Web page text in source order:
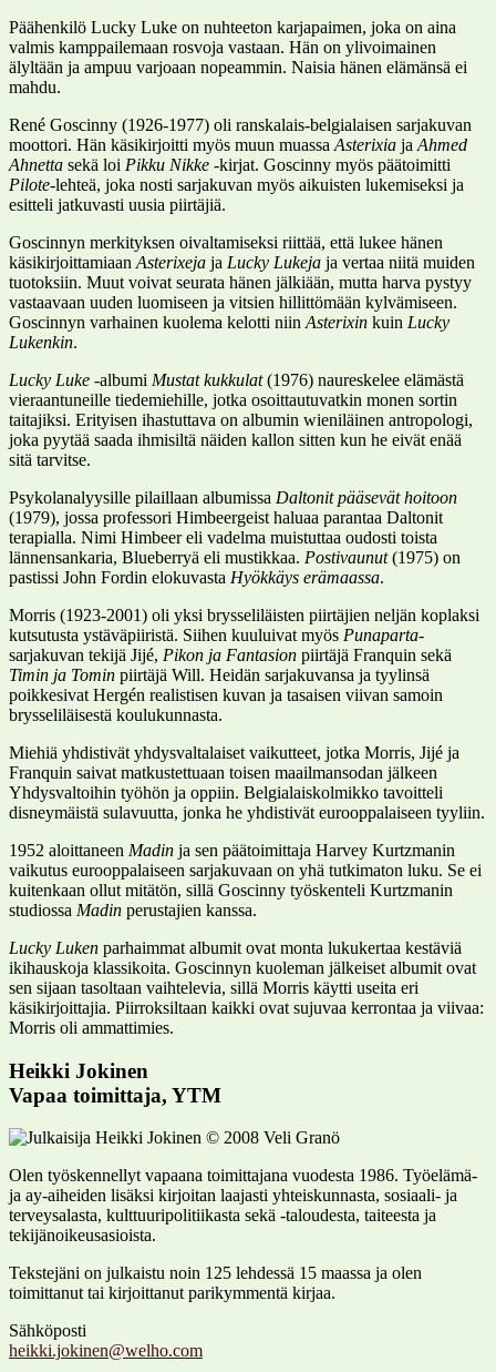
Päähenkilö Lucky Luke on nuhteeton karjapaimen, joka on aina
valmis kamppailemaan rosvoja vastaan. Hän on ylivoimainen
älyltään ja ampuu varjoaan nopeammin. Naisia hänen elämänsä ei
mahdu.
René Goscinny (1926-1977) oli ranskalais-belgialaisen sarjakuvan
moottori. Hän käsikirjoitti myös muun muassa Asterixia ja Ahmed
Ahnetta sekä loi Pikku Nikke -kirjat. Goscinny myös päätoimitti
Pilote-lehteä, joka nosti sarjakuvan myös aikuisten lukemiseksi ja
esitteli jatkuvasti uusia piirtäjiä.
Goscinnyn merkityksen oivaltamiseksi riittää, että lukee hänen
käsikirjoittamiaan Asterixeja ja Lucky Lukeja ja vertaa niitä muiden
tuotoksiin. Muut voivat seurata hänen jälkiään, mutta harva pystyy
vastaavaan uuden luomiseen ja vitsien hillittömään kylvämiseen.
Goscinnyn varhainen kuolema kelotti niin Asterixin kuin Lucky
Lukenkin.
Lucky Luke -albumi Mustat kukkulat(1976) naureskelee elämästä
vieraantuneille tiedemiehille, jotka osoittautuvatkin monen sortin
taitajiksi. Erityisen ihastuttava on albumin wieniläinen antropologi,
joka pyytää saada ihmisiltä näiden kallon sitten kun he eivät enää
sitä tarvitse.
Psykolanalyysille pilaillaan albumissa Daltonit pääsevät hoitoon
(1979), jossa professori Himbeergeist haluaa parantaa Daltonit
terapialla. Nimi Himbeer eli vadelma muistuttaa oudosti toista
lännensankaria, Blueberryä eli mustikkaa. Postivaunut(1975) on
pastissi John Fordin elokuvasta Hyökkäys erämaassa.
Morris (1923-2001) oli yksi brysseliläisten piirtäjien neljän koplaksi
kutsutusta ystäväpiiristä. Siihen kuuluivat myös Punaparta-
sarjakuvan tekijä Jijé, Pikon ja Fantasion piirtäjä Franquin sekä
Timin ja Tomin piirtäjä Will. Heidän sarjakuvansa ja tyylinsä
poikkesivat Hergén realistisen kuvan ja tasaisen viivan samoin
brysseliläisestä koulukunnasta.
Miehiä yhdistivät yhdysvaltalaiset vaikutteet, jotka Morris, Jijé ja
Franquin saivat matkustettuaan toisen maailmansodan jälkeen
Yhdysvaltoihin työhön ja oppiin. Belgialaiskolmikko tavoitteli
disneymäistä sulavuutta, jonka he yhdistivät eurooppalaiseen tyyliin.
1952 aloittaneen Madin ja sen päätoimittaja Harvey Kurtzmanin
vaikutus eurooppalaiseen sarjakuvaan on yhä tutkimaton luku. Se ei
kuitenkaan ollut mitätön, sillä Goscinny työskenteli Kurtzmanin
studiossa Madin perustajien kanssa.
Lucky Luken parhaimmat albumit ovat monta lukukertaa kestäviä
ikihauskoja klassikoita. Goscinnyn kuoleman jälkeiset albumit ovat
sen sijaan tasoltaan vaihtelevia, sillä Morris käytti useita eri
käsikirjoittajia. Piirroksiltaan kaikki ovat sujuvaa kerrontaa ja viivaa:
Morris oli ammattimies.
Heikki Jokinen
Vapaa toimittaja, YTM
Olen työskennellyt vapaana toimittajana vuodesta 1986. Työelämä-
ja ay-aiheiden lisäksi kirjoitan laajasti yhteiskunnasta, sosiaali- ja
terveysalasta, kulttuuripolitiikasta sekä -taloudesta, taiteesta ja
tekijänoikeusasioista.
Tekstejäni on julkaistu noin 125 lehdessä 15 maassa ja olen
toimittanut tai kirjoittanut parikymmentä kirjaa.
Sähköposti